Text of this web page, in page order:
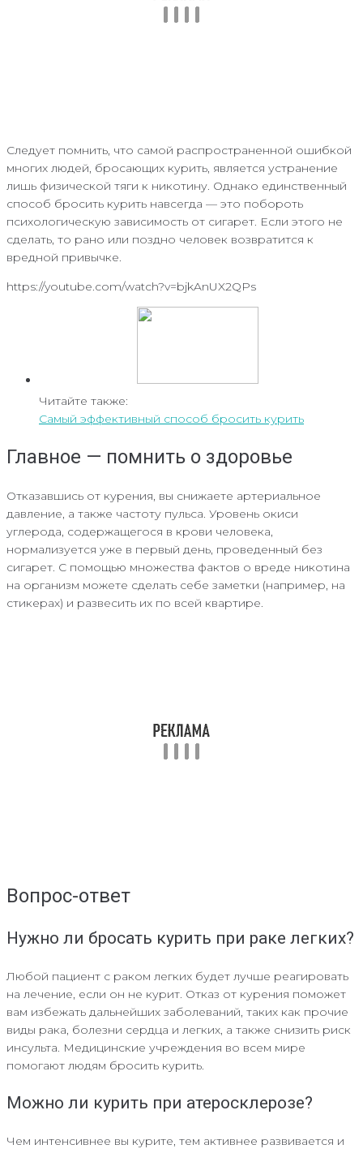
Следует помнить, что самой распространенной ошибкой
многих людей, бросающих курить, является устранение
лишь физической тяги к никотину. Однако единственный
способ бросить курить навсегда — это побороть
психологическую зависимость от сигарет. Если этого не
сделать, то рано или поздно человек возвратится к
вредной привычке.
https://youtube.com/watch?v=bjkAnUX2QPs
Читайте также:
Самый эффективный способ бросить курить
Главное — помнить о здоровье
Отказавшись от курения, вы снижаете артериальное
давление, а также частоту пульса. Уровень окиси
углерода, содержащегося в крови человека,
нормализуется уже в первый день, проведенный без
сигарет. С помощью множества фактов о вреде никотина
на организм можете сделать себе заметки (например, на
стикерах) и развесить их по всей квартире.
Вопрос-ответ
Нужно ли бросать курить при раке легких?
Любой пациент с раком легких будет лучше реагировать
на лечение, если он не курит. Отказ от курения поможет
вам избежать дальнейших заболеваний, таких как прочие
виды рака, болезни сердца и легких, а также снизить риск
инсульта. Медицинские учреждения во всем мире
помогают людям бросить курить.
Можно ли курить при атеросклерозе?
Чем интенсивнее вы курите, тем активнее развивается и